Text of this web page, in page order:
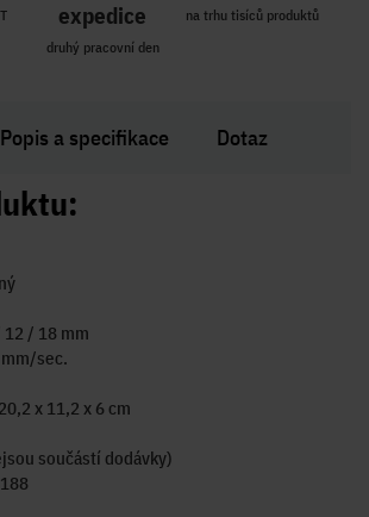
expedice
druhý pracovní den
na trhu tisíců produktů
Popis a specifikace Dotaz
12 / 18 mm
sec.
x 11,2 x 6 cm
součástí dodávky)